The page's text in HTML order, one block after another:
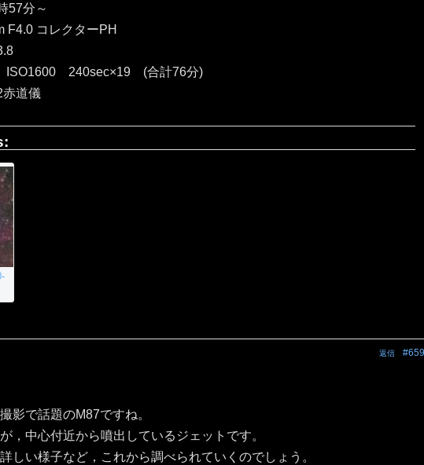
57分～
F4.0 コレクターPH
ISO1600 240sec×19 (合計76分)
赤道儀
#659
返信
影で話題のM87ですね。
，中心付近から噴出しているジェットです。
しい様子など，これから調べられていくのでしょう。